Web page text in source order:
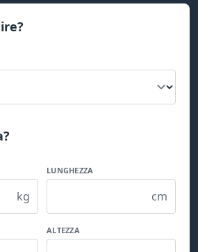
kg
LUNGHEZZA
cm
ALTEZZA